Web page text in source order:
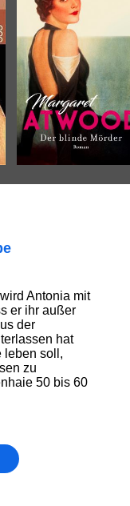
Antonia mit
er ihr außer
der
hat
leben soll,
zu
50 bis 60